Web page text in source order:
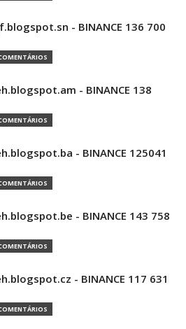
- BINANCE 136 700
- BINANCE 138
- BINANCE 125041
- BINANCE 143 758
- BINANCE 117 631